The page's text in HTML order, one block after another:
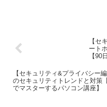
【セ
ート
【90
【セキュリティ&プライバシー
のセキュリティトレンドと対策
でマスターするパソコン講座】